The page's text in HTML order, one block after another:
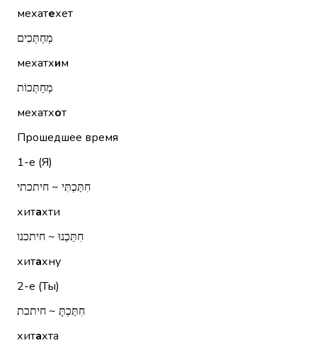
мехатехет
מְחַתְּכִים
мехатхим
מְחַתְּכוֹת
мехатхот
Прошедшее время
1-е (Я)
חִתַּכְתִּי ~ חיתכתי
хитахти
חִתַּכְנוּ ~ חיתכנו
хитахну
2-е (Ты)
חִתַּכְתָּ ~ חיתכת
хитахта